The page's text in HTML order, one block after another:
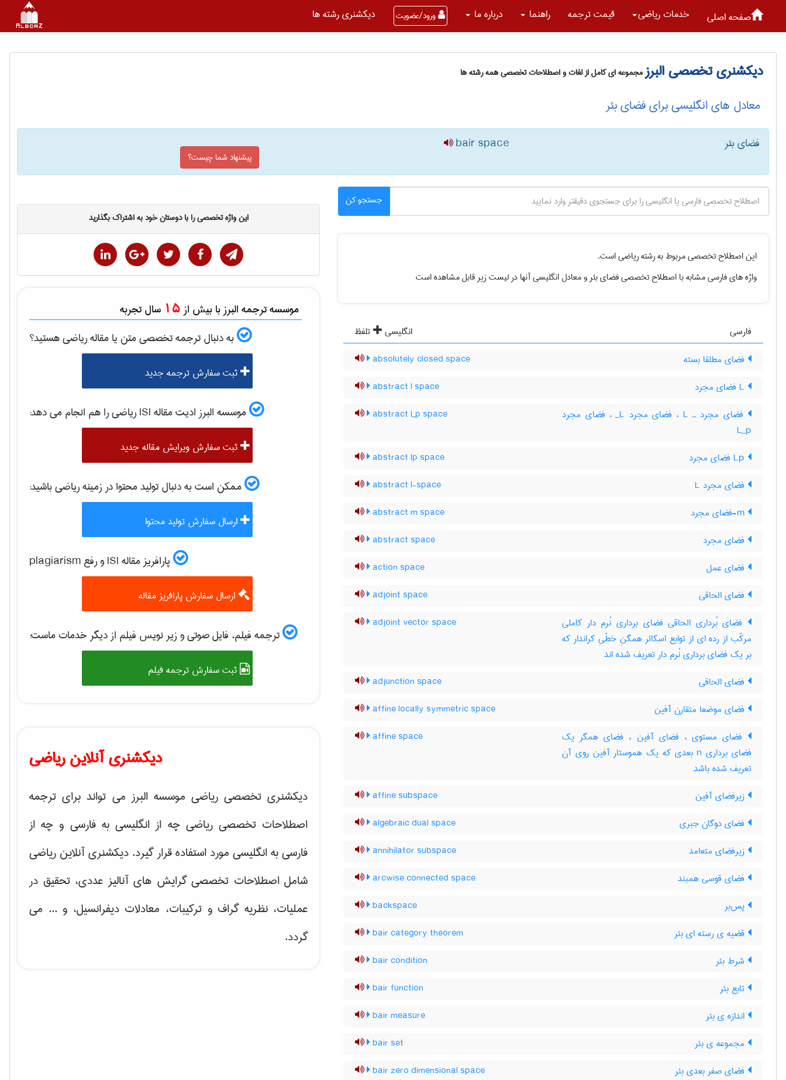
صفحه اصلی خدمات رياضی قیمت ترجمه راهنما درباره ما ورود/عضویت دیکشنری رشته ها
دیکشنری تخصصی البرزمجموعه ای کامل از لغات و اصطلاحات تخصصی همه رشته ها
معادل های انگلیسی برای فضای بئر
فضای بئر bair space
پیشنهاد شما چیست؟
جستجو کن
این اصطلاح تخصصی مربوط به رشتهرياضیاست.
واژه های فارسی مشابه با اصطلاح تخصصیفضای بئرو معادل انگلیسی آنها در لیست زیر قابل مشاهده است
فارسی انگلیسی
تلفظ
فضای مطلقا بسته
absolutely closed space
abstract l space
فضای مجرد ـ L‌ ، فضای مجرد L‌_ ، فضای مجرد
L‌_‌p
abstract l_p space
abstract lp space
فضای مجرد L abstract l-space
abstract m space
فضای مجرد abstract space
فضای عمل action space
فضای الحاقی adjoint space
فضای بُرداری الحاقی فضای برداری نُرم دار کاملی
مرکّب از رده ای از توابع اسکالر همگنِ خطّیِ کراندار که
بر یک فضای برداری نُرم دار تعریف شده اند
adjoint vector space
فضای الحاقی adjunction space
فضای موضعا متقارن آفین affine locally symmetric space
فضای مستوی ، فضای آفین ، فضای همگر یک
فضای برداری n بعدی که یک هموستار آفین روی آن
تعریف شده باشد
affine space
زیرفضای آفین affine subspace
فضای دوگان جبری algebraic dual space
زیرفضای متعامد annihilator subspace
فضای قوسی همبند arcwise connected space
پس‌بر backspace
قضیه ی رسته ای بئر bair category theorem
شرط بئر bair condition
تابع بئر bair function
اندازه ی بئر bair measure
مجموعه ی بئر bair set
فضای صفر بعدی بئر bair zero dimensional space
این واژه تخصصی را با دوستان خود به اشتراک بگذارید
موسسه ترجمه البرز با بیش از 15 سال تجربه
به دنبال ترجمه تخصصی متن یا مقالهرياضیهستید؟
ثبت سفارش ترجمه جدید
موسسه البرز ادیت مقاله ISI رياضیرا هم انجام می دهد:
ثبت سفارش ویرایش مقاله جدید
ممکن است به دنبال تولید محتوا در زمینهرياضیباشید:
ارسال سفارش تولید محتوا
پارافریز مقاله ISI و رفع plagiarism
ارسال سفارش پارافریز مقاله
ترجمه فیلم، فایل صوتی و زیر نویس فیلم از دیگر خدمات ماست:
ثبت سفارش ترجمه فیلم
دیکشنری آنلاین ریاضی
دیکشنری تخصصی ریاضی موسسه البرز می تواند برای ترجمه
اصطلاحات تخصصی ریاضی چه از انگلیسی به فارسی و چه از
فارسی به انگلیسی مورد استفاده قرار گیرد. دیکشنری آنلاین ریاضی
شامل اصطلاحات تخصصی گرایش هایآنالیز عددی، تحقیق در
عملیات، نظریه گراف و تركیبات، معادلات دیفرانسیل، و ... می
گردد.